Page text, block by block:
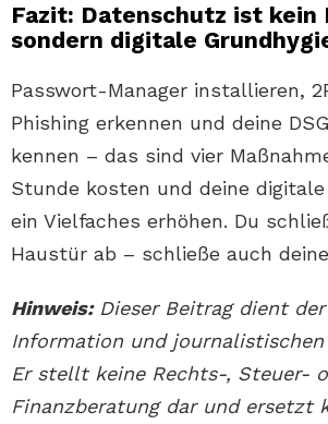
Fazit: Datenschutz ist kein
sondern digitale
Passwort-Manager installieren,
Phishing erkennen und deine
kennen – das sind vier
Stunde kosten und deine
ein Vielfaches erhöhen. Du
Haustür ab – schließe auch
Hinweis:Dieser Beitrag dient
Information und journalistischen
Er stellt keine Rechts-, Steuer-
Finanzberatung dar und ersetzt